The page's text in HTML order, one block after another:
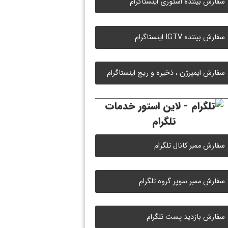
سفارش بیننده IGTV اینستاگرام
سفارش ایمپرژن ، ذخیره و ریچ اینستاگرام
خدمات
تلگرام
سفارش ممبر کانال تلگرام
سفارش ممبر سوپر گروه تلگرام
سفارش بازدید پست تلگرام